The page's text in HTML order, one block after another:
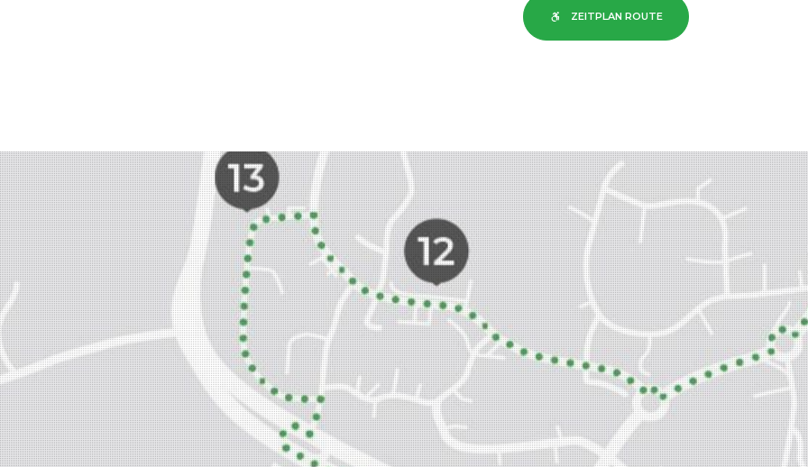
ZEITPLAN ROUTE